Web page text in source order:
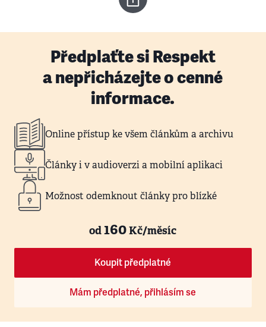
Předplaťte si Respekt
a nepřicházejte o cenné
informace.
Online přístup ke všem článkům a archivu
Články i v audioverzi a mobilní aplikaci
Možnost odemknout články pro blízké
od160Kč/měsíc
Koupit předplatné
Mám předplatné, přihlásím se